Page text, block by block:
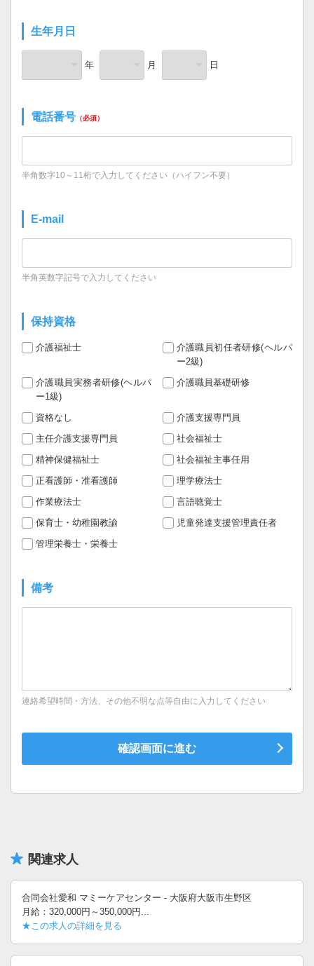
生年月日
年 月 日
電話番号 （必須）
半角数字10～11桁で入力してください（ハイフン不要）
E-mail
半角英数字記号で入力してください
保持資格
介護福祉士
介護職員初任者研修(ヘルパ
ー2級)
介護職員実務者研修(ヘルパ
ー1級)
介護職員基礎研修
資格なし
介護支援専門員
主任介護支援専門員
社会福祉士
精神保健福祉士
社会福祉主事任用
正看護師・准看護師
理学療法士
作業療法士
言語聴覚士
保育士・幼稚園教諭
児童発達支援管理責任者
管理栄養士・栄養士
備考
連絡希望時間・方法、その他不明な点等自由に入力してください
関連求人
合同会社愛和 マミーケアセンター - 大阪府大阪市生野区
月給：320,000円～350,000円...
★この求人の詳細を見る